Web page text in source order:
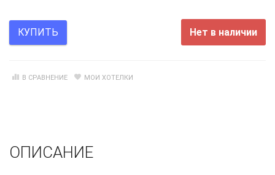
КУПИТЬ Нет в наличии
В СРАВНЕНИЕ МОИ ХОТЕЛКИ
ОПИСАНИЕ